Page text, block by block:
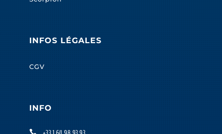
INFOS LÉGALES
CGV
INFO
